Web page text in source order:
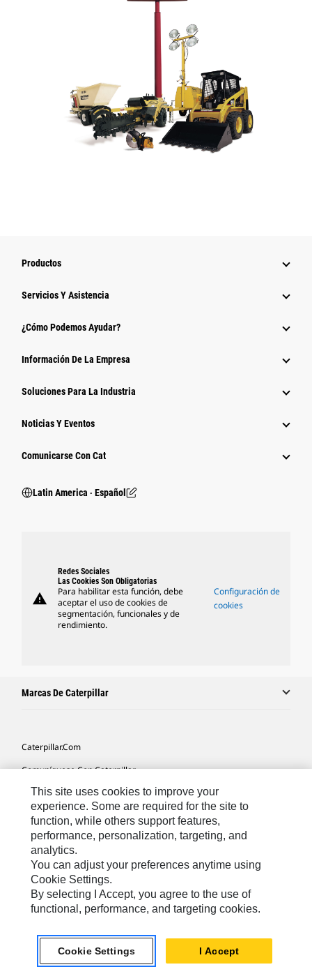
Productos
Servicios Y Asistencia
¿Cómo Podemos Ayudar?
Información De La Empresa
Soluciones Para La Industria
Noticias Y Eventos
Comunicarse Con Cat
Latin America ‧ Español
warning
Redes Sociales
Las Cookies Son Obligatorias
Para habilitar esta función, debe
aceptar el uso de cookies de
segmentación, funcionales y de
rendimiento.
Configuración de
cookies
Marcas De Caterpillar
Caterpillar.com
Comuníquese Con Caterpillar
Mis Preferencias De Marketing
Mapa Del Sitio
Cookie Settings
Avisos Legales
Privacidad
Español
reservados.
This site uses cookies to improve your
experience. Some are required for the site to
function, while others support features,
performance, personalization, targeting, and
analytics.
You can adjust your preferences anytime using
Cookie Settings.
By selecting I Accept, you agree to the use of
functional, performance, and targeting cookies.
Cookie Settings I Accept